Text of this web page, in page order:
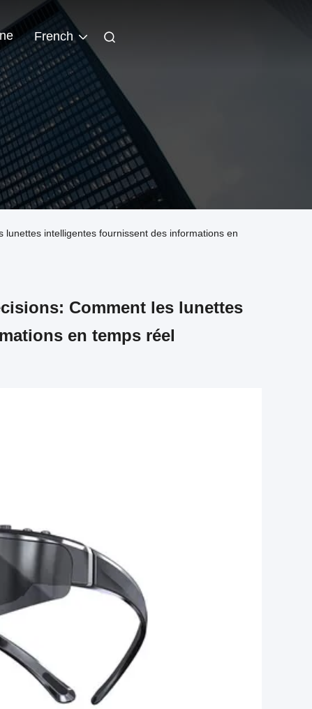
French
intelligentes fournissent des informations en
Comment les lunettes
en temps réel